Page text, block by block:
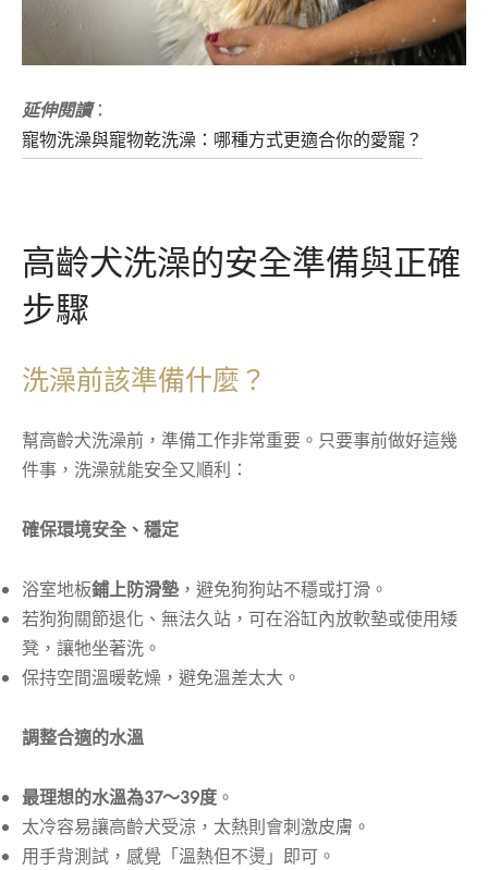
延伸閱讀：
寵物洗澡與寵物乾洗澡：哪種方式更適合你的愛寵？
高齡犬洗澡的安全準備與正確
步驟
洗澡前該準備什麼？
幫高齡犬洗澡前，準備工作非常重要。只要事前做好這幾
件事，洗澡就能安全又順利：
確保環境安全、穩定
浴室地板鋪上防滑墊 ，避免狗狗站不穩或打滑。
若狗狗關節退化、無法久站，可在浴缸內放軟墊或使用矮
凳，讓牠坐著洗。
保持空間溫暖乾燥，避免溫差太大。
調整合適的水溫
最理想的水溫為37～39度 。
太冷容易讓高齡犬受涼，太熱則會刺激皮膚。
用手背測試，感覺「溫熱但不燙」即可。